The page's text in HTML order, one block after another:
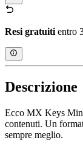
Resi gratuiti entro
Descrizione
Ecco MX Keys
contenuti. Un
sempre meglio.